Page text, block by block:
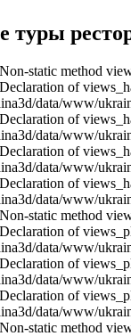
туры
static method
of
data/www/
of
data/www/
of
data/www/
of
data/www/
static method
of
data/www/
of
data/www/
of
data/www/
static method